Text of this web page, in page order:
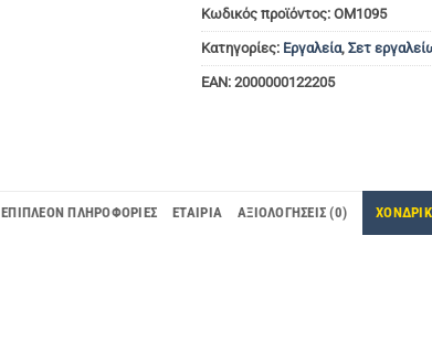
Κωδικός προϊόντος: OM1095
Κατηγορίες: Εργαλεία, Σετ
EAN: 2000000122205
ΕΠΙΠΛΈΟΝ ΠΛΗΡΟΦΟΡΊΕΣ ΕΤΑΙΡΊΑ ΑΞΙΟΛΟΓΉΣΕΙΣ (0)